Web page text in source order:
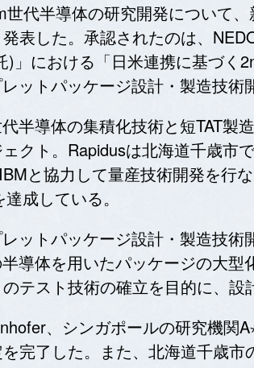
代半導体の研究開発について
表した。承認されたのは、
」における「日米連携に基づく
ットパッケージ設計・製造技術
代半導体の集積化技術と短TAT
クト。Rapidusは北海道千歳市
と協力して量産技術開発を行
成している。
レットパッケージ設計・製造技
導体を用いたパッケージの大
テスト技術の確立を目的に、設
、シンガポールの研究機関
完了した。また、北海道千歳